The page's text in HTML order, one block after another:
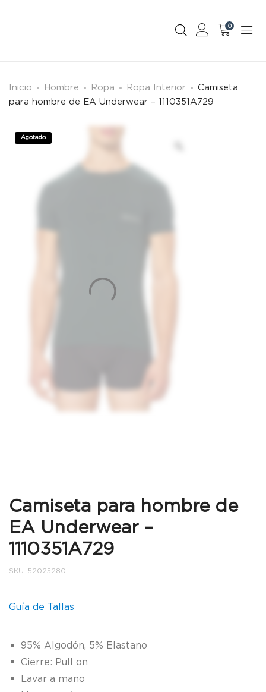
0
Inicio Hombre Ropa Ropa Interior
Camiseta
para hombre de EA Underwear – 1110351A729
Agotado
Camiseta para hombre de
EA Underwear –
1110351A729
SKU: 52025280
Guía de Tallas
95% Algodón, 5% Elastano
Cierre: Pull on
Lavar a mano